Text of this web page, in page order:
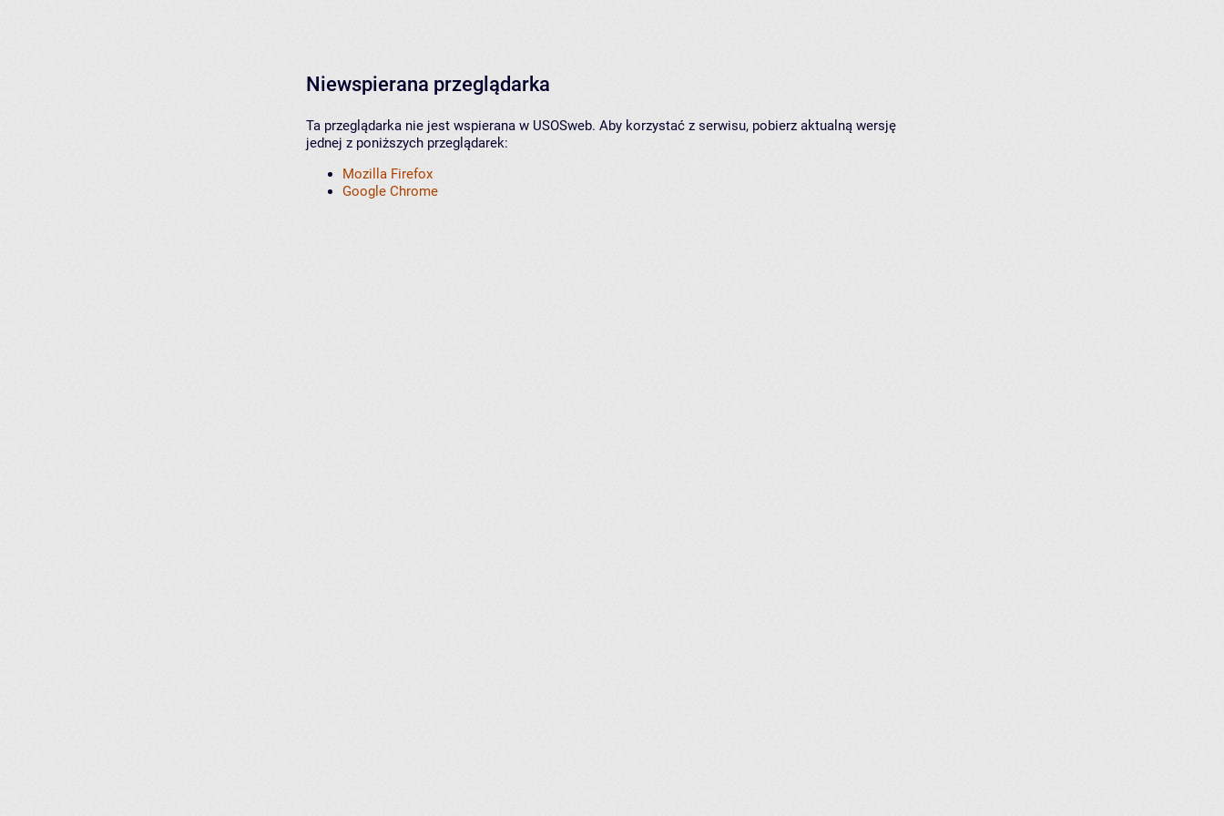
Niewspierana przeglądarka
Ta przeglądarka nie jest wspierana w USOSweb. Aby korzystać z serwisu, pobierz aktualną wersję
jednej z poniższych przeglądarek:
Mozilla Firefox
Google Chrome